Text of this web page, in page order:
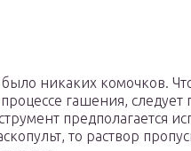
никаких комочков.
гашения, следует
предполагается
то раствор